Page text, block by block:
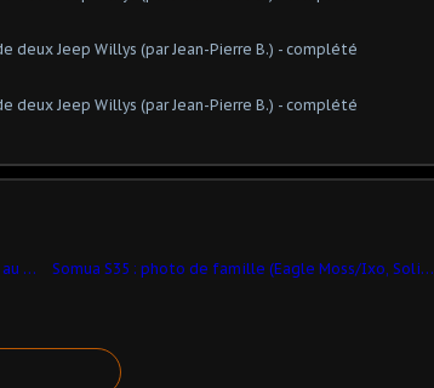
T-62, BTR-60, PT-76 et A2S3 Akatsiya au 1/48 (par Dominique) Somua S35 : photo de famille (Eagle Moss/Ixo, Solido, Heller, Altaya, Tamiya)